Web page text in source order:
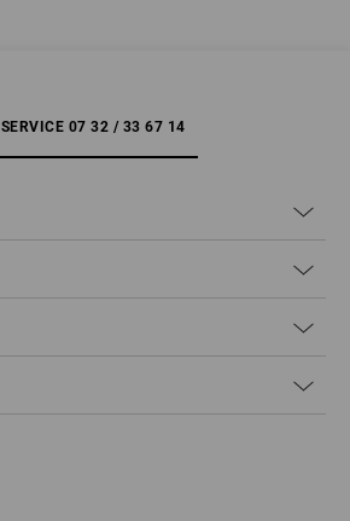
SERVICE 07 32 / 33 67 14